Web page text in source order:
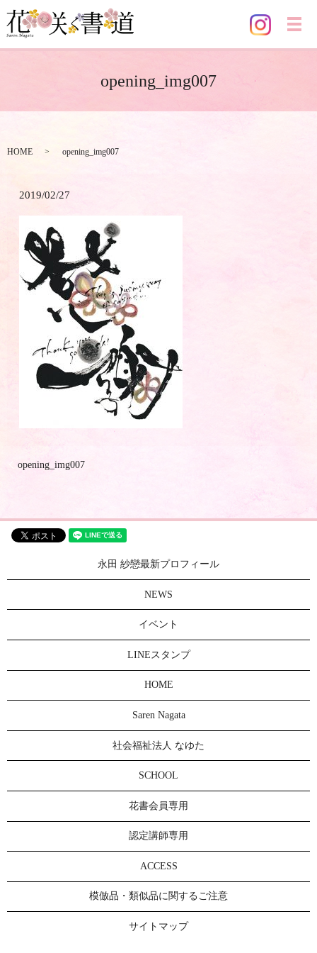
メ
opening_img007
HOME opening_img007
2019/02/27
opening_img007
永田 紗戀最新プロフィール
NEWS
イベント
LINEスタンプ
HOME
Saren Nagata
社会福祉法人 なゆた
SCHOOL
花書会員専用
認定講師専用
ACCESS
模倣品・類似品に関するご注意
サイトマップ